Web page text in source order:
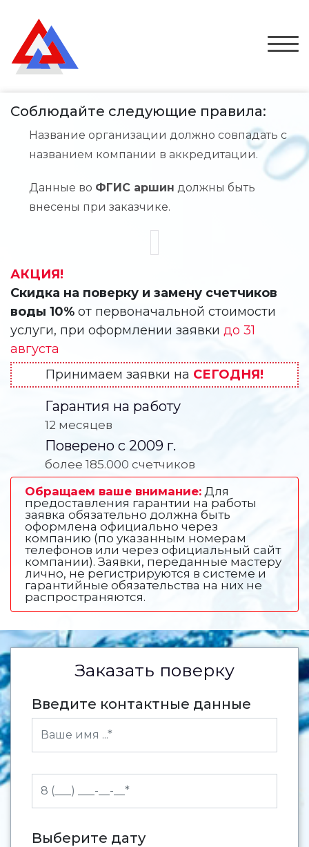
Соблюдайте следующие правила:
Название организации должно совпадать с
названием компании в аккредитации.
Данные во ФГИС аршин должны быть
внесены при заказчике.
АКЦИЯ!
Скидка на поверку и замену счетчиков
воды 10% от первоначальной стоимости
услуги, при оформлении заявки до 31
августа
Принимаем заявки на СЕГОДНЯ!
Гарантия на работу
12 месяцев
Поверено с 2009 г.
более 185.000 счетчиков
Обращаем ваше внимание: Для
предоставления гарантии на работы
заявка обязательно должна быть
оформлена официально через
компанию (по указанным номерам
телефонов или через официальный сайт
компании). Заявки, переданные мастеру
лично, не регистрируются в системе и
гарантийные обязательства на них не
распространяются.
Заказать поверку
Введите контактные данные
Выберите дату